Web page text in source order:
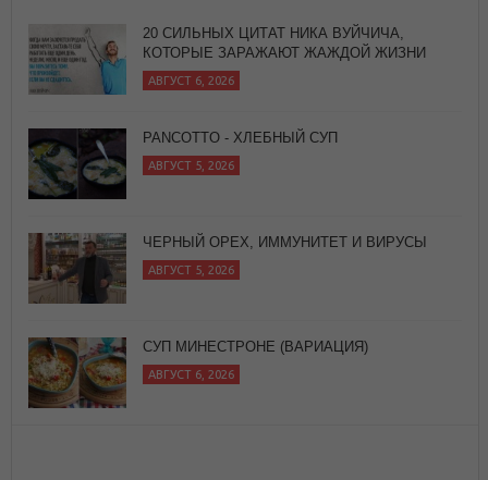
20 СИЛЬНЫХ ЦИТАТ НИКА ВУЙЧИЧА,
КОТОРЫЕ ЗАРАЖАЮТ ЖАЖДОЙ ЖИЗНИ
АВГУСТ 6, 2026
PANCOTTO - ХЛЕБНЫЙ СУП
АВГУСТ 5, 2026
ЧЕРНЫЙ ОРЕХ, ИММУНИТЕТ И ВИРУСЫ
АВГУСТ 5, 2026
СУП МИНЕСТРОНЕ (ВАРИАЦИЯ)
АВГУСТ 6, 2026